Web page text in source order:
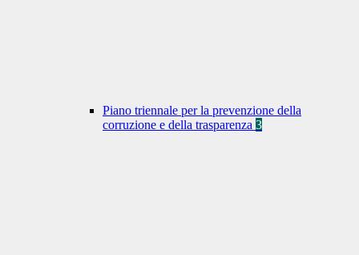
Piano triennale per la prevenzione della
corruzione e della trasparenza 3